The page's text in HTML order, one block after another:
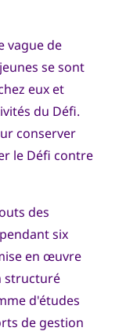
vague de
se sont
eux et
du Défi.
conserver
le Défi contre
des
six
en œuvre
structuré
d'études
de gestion